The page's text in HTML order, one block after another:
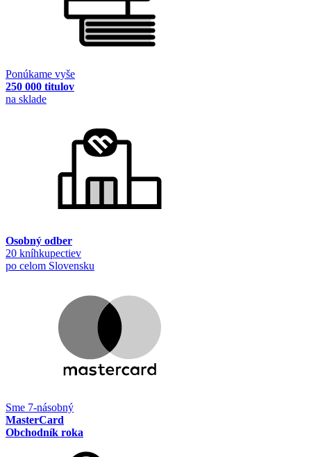
Ponúkame vyše
250 000 titulov
na sklade
Osobný odber
20 kníhkupectiev
po celom Slovensku
Sme 7-násobný
MasterCard
Obchodník roka